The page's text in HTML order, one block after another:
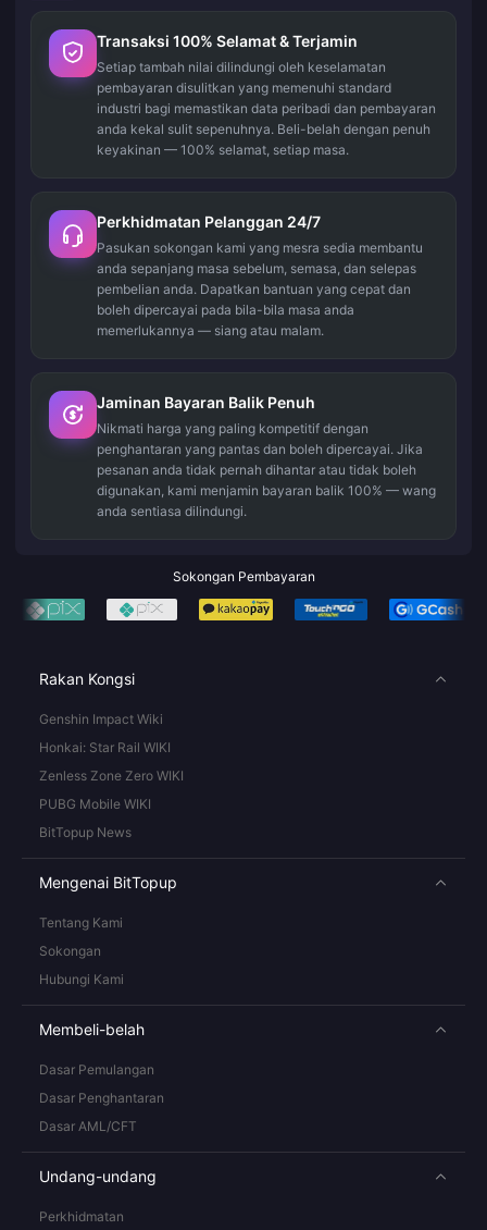
Transaksi 100% Selamat & Terjamin
Setiap tambah nilai dilindungi oleh keselamatan
pembayaran disulitkan yang memenuhi standard
industri bagi memastikan data peribadi dan pembayaran
anda kekal sulit sepenuhnya. Beli-belah dengan penuh
keyakinan — 100% selamat, setiap masa.
Perkhidmatan Pelanggan 24/7
Pasukan sokongan kami yang mesra sedia membantu
anda sepanjang masa sebelum, semasa, dan selepas
pembelian anda. Dapatkan bantuan yang cepat dan
boleh dipercayai pada bila-bila masa anda
memerlukannya — siang atau malam.
Jaminan Bayaran Balik Penuh
Nikmati harga yang paling kompetitif dengan
penghantaran yang pantas dan boleh dipercayai. Jika
pesanan anda tidak pernah dihantar atau tidak boleh
digunakan, kami menjamin bayaran balik 100% — wang
anda sentiasa dilindungi.
Sokongan Pembayaran
Rakan Kongsi
Genshin Impact Wiki
Honkai: Star Rail WIKI
Zenless Zone Zero WIKI
PUBG Mobile WIKI
BitTopup News
Mengenai BitTopup
Tentang Kami
Sokongan
Hubungi Kami
Membeli-belah
Dasar Pemulangan
Dasar Penghantaran
Dasar AML/CFT
Undang-undang
Perkhidmatan